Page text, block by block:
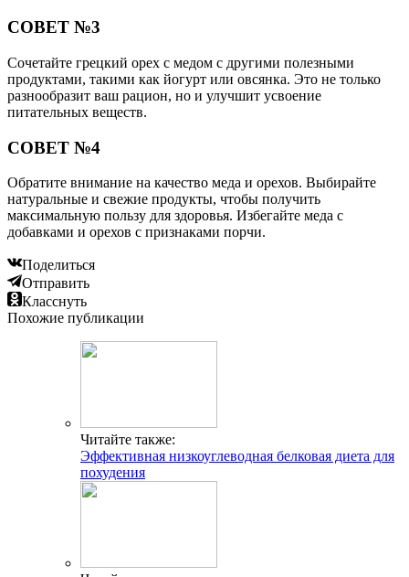
СОВЕТ №3
Сочетайте грецкий орех с медом с другими полезными
продуктами, такими как йогурт или овсянка. Это не только
разнообразит ваш рацион, но и улучшит усвоение
питательных веществ.
СОВЕТ №4
Обратите внимание на качество меда и орехов. Выбирайте
натуральные и свежие продукты, чтобы получить
максимальную пользу для здоровья. Избегайте меда с
добавками и орехов с признаками порчи.
Поделиться
Отправить
Класснуть
Похожие публикации
Читайте также:
Эффективная низкоуглеводная белковая диета для
похудения